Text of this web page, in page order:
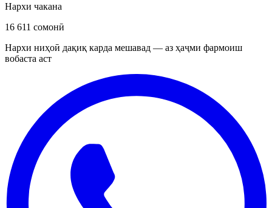
Нархи чакана
16 611 сомонӣ
Нархи ниҳоӣ дақиқ карда мешавад — аз ҳаҷми фармоиш
вобаста аст